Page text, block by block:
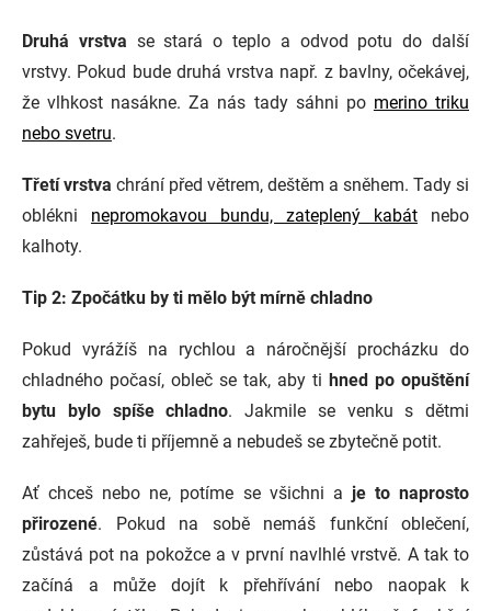
Druhá vrstva se stará o teplo a odvod potu do další
vrstvy. Pokud bude druhá vrstva např. z bavlny, očekávej,
že vlhkost nasákne. Za nás tady sáhni po merino triku
nebo svetru.
Třetí vrstva chrání před větrem, deštěm a sněhem. Tady si
oblékni nepromokavou bundu, zateplený kabát nebo
kalhoty.
Tip 2: Zpočátku by ti mělo být mírně chladno
Pokud vyrážíš na rychlou a náročnější procházku do
chladného počasí, obleč se tak, aby ti hned po opuštění
bytu bylo spíše chladno. Jakmile se venku s dětmi
zahřeješ, bude ti příjemně a nebudeš se zbytečně potit.
Ať chceš nebo ne, potíme se všichni a je to naprosto
přirozené. Pokud na sobě nemáš funkční oblečení,
zůstává pot na pokožce a v první navlhlé vrstvě. A tak to
začíná a může dojít k přehřívání nebo naopak k